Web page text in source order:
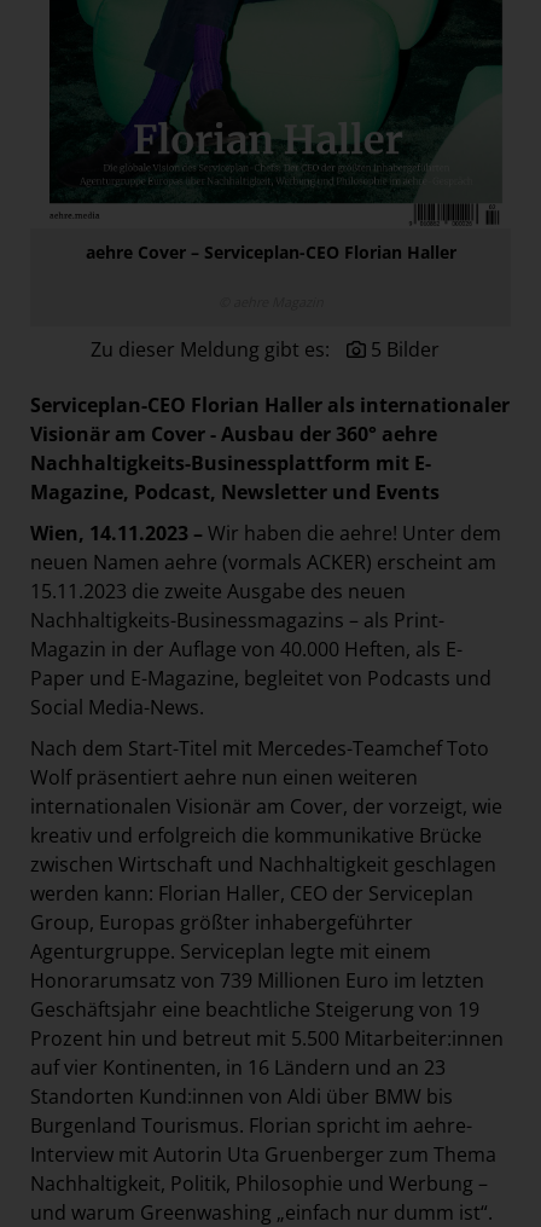
Paradies Garten
Swiss Life Select
The Companion
The Hoxton
Unibail-Rodamco-Westfield
KONTAKT
aehre Cover – Serviceplan-CEO Florian Haller
Zu dieser Meldung gibt es: 5 Bilder
Serviceplan-CEO Florian Haller als internationaler
Visionär am Cover - Ausbau der 360° aehre
Nachhaltigkeits-Businessplattform mit E-
Magazine, Podcast, Newsletter und Events
Wien, 14.11.2023 – Wir haben die aehre! Unter dem
neuen Namen aehre (vormals ACKER) erscheint am
15.11.2023 die zweite Ausgabe des neuen
Nachhaltigkeits-Businessmagazins – als Print-
Magazin in der Auflage von 40.000 Heften, als E-
Paper und E-Magazine, begleitet von Podcasts und
Social Media-News.
Nach dem Start-Titel mit Mercedes-Teamchef Toto
Wolf präsentiert aehre nun einen weiteren
internationalen Visionär am Cover, der vorzeigt, wie
kreativ und erfolgreich die kommunikative Brücke
zwischen Wirtschaft und Nachhaltigkeit geschlagen
werden kann: Florian Haller, CEO der Serviceplan
Group, Europas größter inhabergeführter
Agenturgruppe. Serviceplan legte mit einem
Honorarumsatz von 739 Millionen Euro im letzten
Geschäftsjahr eine beachtliche Steigerung von 19
Prozent hin und betreut mit 5.500 Mitarbeiter:innen
auf vier Kontinenten, in 16 Ländern und an 23
Standorten Kund:innen von Aldi über BMW bis
Burgenland Tourismus. Florian spricht im aehre-
Interview mit Autorin Uta Gruenberger zum Thema
Nachhaltigkeit, Politik, Philosophie und Werbung –
und warum Greenwashing „einfach nur dumm ist“.